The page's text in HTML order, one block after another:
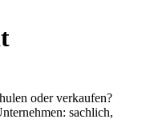
oder verkaufen?
sachlich,